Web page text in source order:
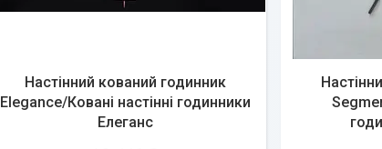
Настінний кований годинник
Elegance/Ковані настінні годинники
Елеганс